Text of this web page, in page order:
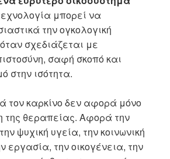
μπορεί να
την ογκολογική
σχεδιάζεται με
σαφή σκοπό και
στην ισότητα.
τον καρκίνο δεν αφορά μόνο
της θεραπείας. Αφορά την
ψυχική υγεία, την κοινωνική
εργασία, την οικογένεια, την